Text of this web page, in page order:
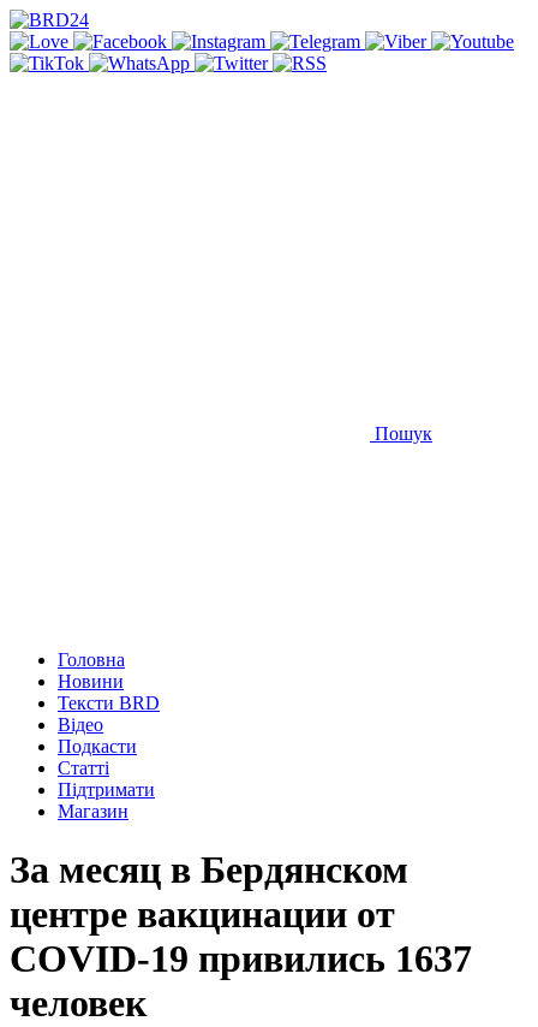
Пошук
Головна
Новини
Тексти BRD
Відео
Подкасти
Статті
Підтримати
Магазин
За месяц в Бердянском
центре вакцинации от
COVID-19 привились 1637
человек